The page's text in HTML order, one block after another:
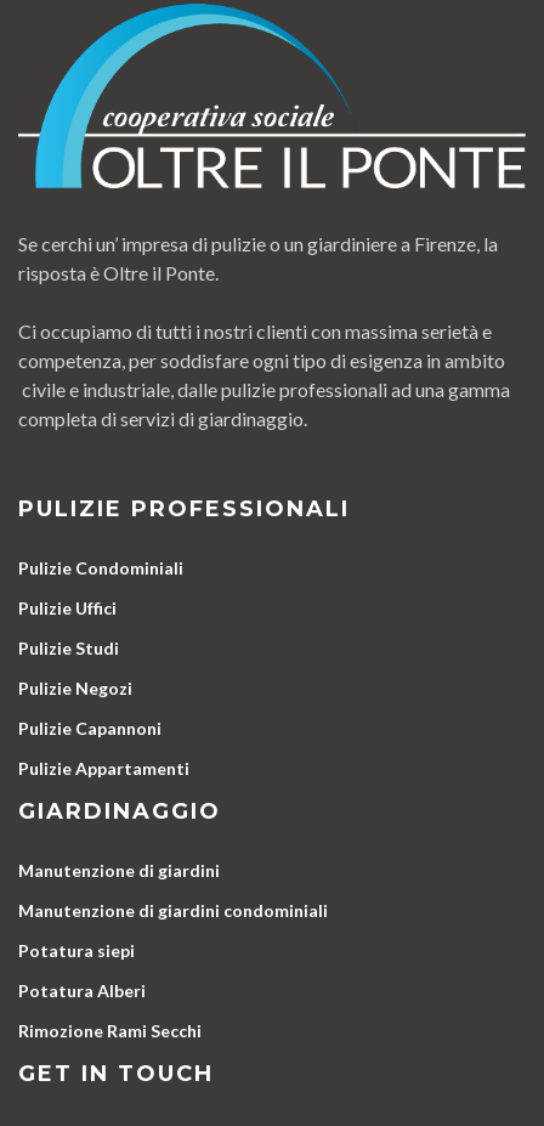
Se cerchi un’ impresa di pulizie o un giardiniere a Firenze, la
risposta è Oltre il Ponte.
Ci occupiamo di tutti i nostri clienti con massima serietà e
competenza, per soddisfare ogni tipo di esigenza in ambito
civile e industriale, dalle pulizie professionali ad una gamma
completa di servizi di giardinaggio.
PULIZIE PROFESSIONALI
Pulizie Condominiali
Pulizie Uffici
Pulizie Studi
Pulizie Negozi
Pulizie Capannoni
Pulizie Appartamenti
GIARDINAGGIO
Manutenzione di giardini
Manutenzione di giardini condominiali
Potatura siepi
Potatura Alberi
Rimozione Rami Secchi
GET IN TOUCH